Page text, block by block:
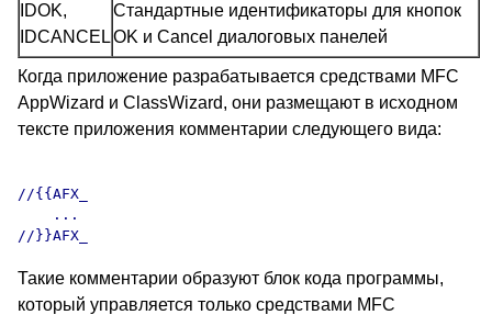
IDOK,
IDCANCEL
Стандартные идентификаторы для кнопок
OK и Cancel диалоговых панелей
Когда приложение разрабатывается средствами MFC
AppWizard и ClassWizard, они размещают в исходном
тексте приложения комментарии следующего вида:
//{{AFX_
    ...
Такие комментарии образуют блок кода программы,
который управляется только средствами MFC